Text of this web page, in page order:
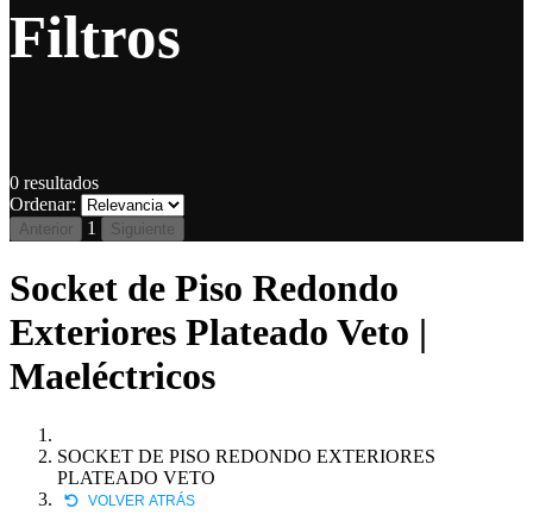
Filtros
0 resultados
Ordenar:
Anterior 1 Siguiente
Socket de Piso Redondo
Exteriores Plateado Veto |
Maeléctricos
SOCKET DE PISO REDONDO EXTERIORES
PLATEADO VETO
VOLVER ATRÁS